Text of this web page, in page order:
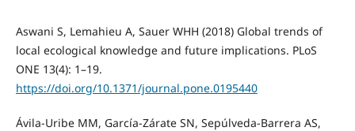
Aswani S, Lemahieu A, Sauer WHH (2018) Global trends of
local ecological knowledge and future implications. PLoS
ONE 13(4): 1–19.
https://doi.org/10.1371/journal.pone.0195440
Ávila-Uribe MM, García-Zárate SN, Sepúlveda-Barrera AS,